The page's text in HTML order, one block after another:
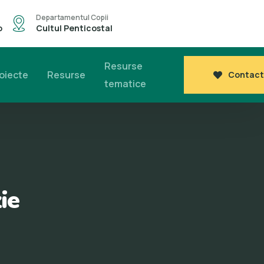
Departamentul Copii
Cultul Penticostal
Resurse
Resurse
tematice
Contact